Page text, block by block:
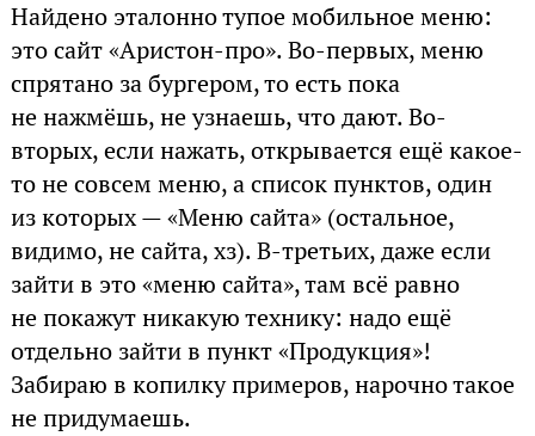
Найдено эталонно тупое мобильное меню:
это сайт «Аристон-про». Во-первых, меню
спрятано за бургером, то есть пока
не нажмёшь, не узнаешь, что дают. Во-
вторых, если нажать, открывается ещё какое-
то не совсем меню, а список пунктов, один
из которых — «Меню сайта» (остальное,
видимо, не сайта, хз). В-третьих, даже если
зайти в это «меню сайта», там всё равно
не покажут никакую технику: надо ещё
отдельно зайти в пункт «Продукция»!
Забираю в копилку примеров, нарочно такое
не придумаешь.